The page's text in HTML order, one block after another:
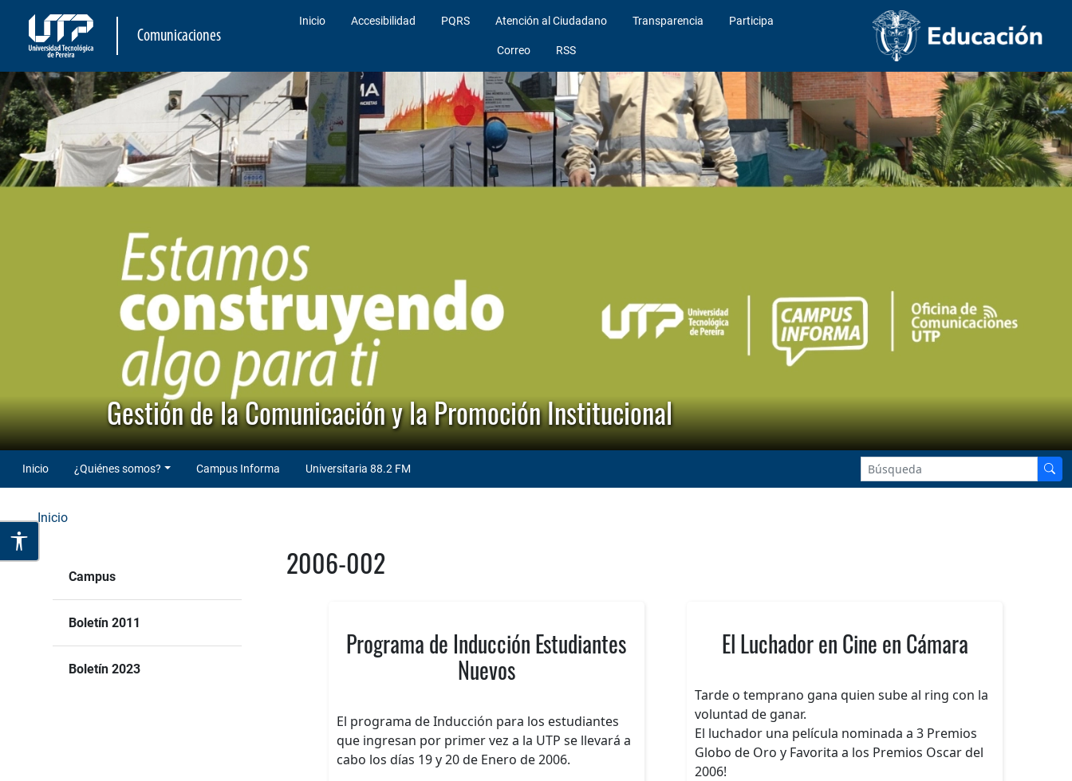
Comunicaciones
Inicio Accesibilidad PQRS Atención al Ciudadano Transparencia Participa
Correo RSS
Gestión de la Comunicación y la Promoción Institucional
Inicio ¿Quiénes somos? Campus Informa Universitaria 88.2 FM
Inicio
Campus
Boletín 2011
Boletín 2023
2006-002
Programa de Inducción Estudiantes
Nuevos
El programa de Inducción para los estudiantes
que ingresan por primer vez a la UTP se llevará a
cabo los días 19 y 20 de Enero de 2006.
El Luchador en Cine en Cámara
Tarde o temprano gana quien sube al ring con la
voluntad de ganar.
El luchador una película nominada a 3 Premios
Globo de Oro y Favorita a los Premios Oscar del
2006!